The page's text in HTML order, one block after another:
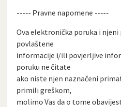
----- Pravne napomene -----
Ova elektronička poruka i
povlaštene
informacije i/ili povjerljive
poruku ne čitate
ako niste njen naznačeni
primili greškom,
molimo Vas da o tome